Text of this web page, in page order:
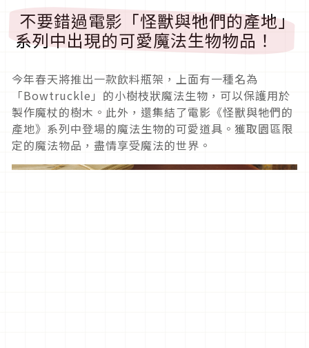
不要錯過電影「怪獸與牠們的產地」
系列中出現的可愛魔法生物物品！
今年春天將推出一款飲料瓶架，上面有一種名為
「Bowtruckle」的小樹枝狀魔法生物，可以保護用於
製作魔杖的樹木。此外，還集結了電影《怪獸與牠們的
產地》系列中登場的魔法生物的可愛道具。獲取園區限
定的魔法物品，盡情享受魔法的世界。